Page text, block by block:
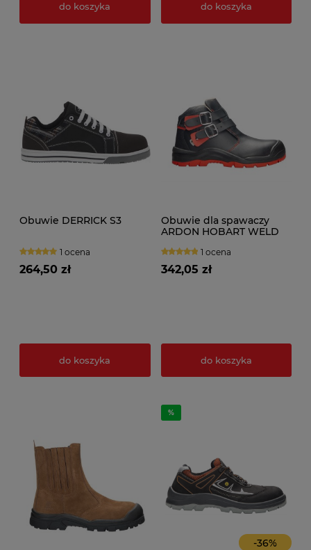
do koszyka do koszyka
Obuwie DERRICK S3
1 ocena
264,50 zł
do koszyka
Obuwie dla spawaczy
ARDON HOBART WELD
1 ocena
342,05 zł
do koszyka
-36%